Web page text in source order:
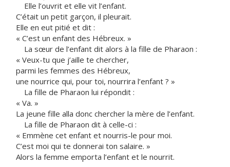
Elle l’ouvrit et elle vit l’enfant.
C’était un petit garçon, il pleurait.
Elle en eut pitié et dit :
« C’est un enfant des Hébreux. »
La sœur de l’enfant dit alors à la fille de Pharaon :
« Veux-tu que j’aille te chercher,
parmi les femmes des Hébreux,
une nourrice qui, pour toi, nourrira l’enfant ? »
La fille de Pharaon lui répondit :
« Va. »
La jeune fille alla donc chercher la mère de l’enfant.
La fille de Pharaon dit à celle-ci :
« Emmène cet enfant et nourris-le pour moi.
C’est moi qui te donnerai ton salaire. »
Alors la femme emporta l’enfant et le nourrit.